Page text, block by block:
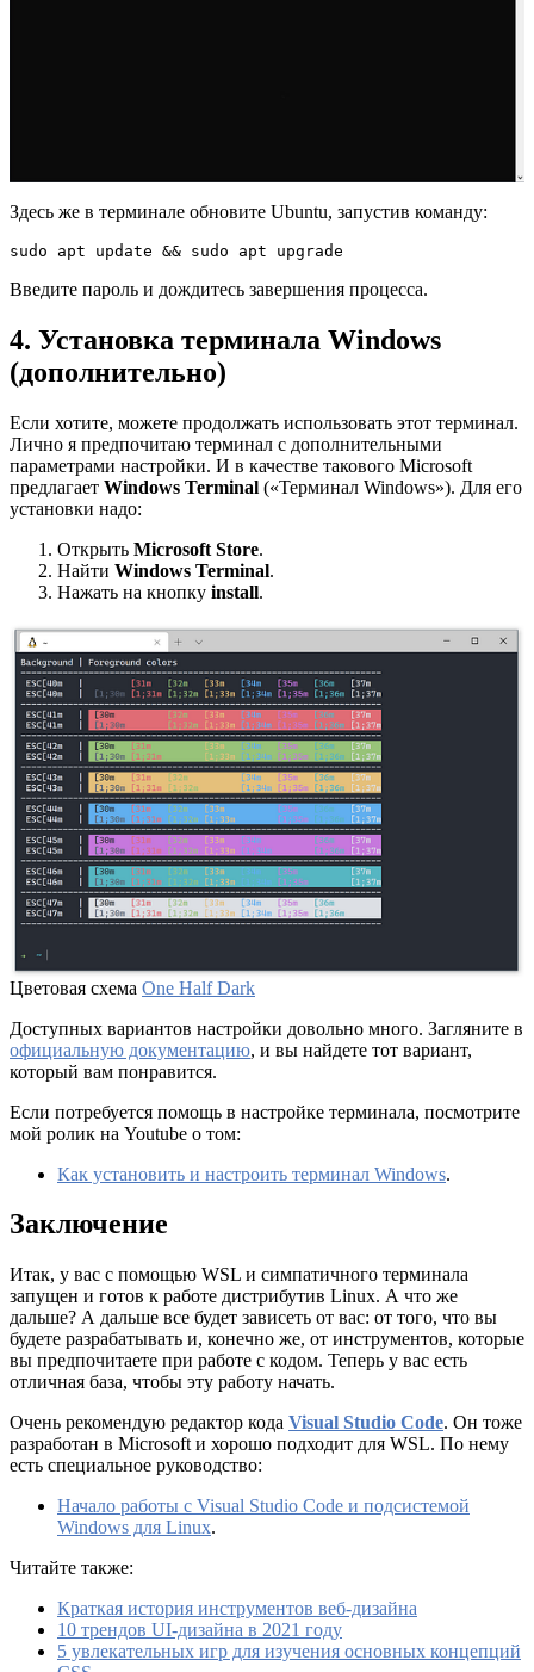
Здесь же в терминале обновите Ubuntu, запустив команду:
sudo apt update && sudo apt upgrade
Введите пароль и дождитесь завершения процесса.
4. Установка терминала Windows
(дополнительно)
Если хотите, можете продолжать использовать этот терминал.
Лично я предпочитаю терминал с дополнительными
параметрами настройки. И в качестве такового Microsoft
предлагает Windows Terminal («Терминал Windows»). Для его
установки надо:
Открыть Microsoft Store.
Найти Windows Terminal.
Нажать на кнопку install.
Цветовая схема One Half Dark
Доступных вариантов настройки довольно много. Загляните в
официальную документацию, и вы найдете тот вариант,
который вам понравится.
Если потребуется помощь в настройке терминала, посмотрите
мой ролик на Youtube о том:
Как установить и настроить терминал Windows.
Заключение
Итак, у вас с помощью WSL и симпатичного терминала
запущен и готов к работе дистрибутив Linux. А что же
дальше? А дальше все будет зависеть от вас: от того, что вы
будете разрабатывать и, конечно же, от инструментов, которые
вы предпочитаете при работе с кодом. Теперь у вас есть
отличная база, чтобы эту работу начать.
Очень рекомендую редактор кода Visual Studio Code. Он тоже
разработан в Microsoft и хорошо подходит для WSL. По нему
есть специальное руководство:
Начало работы с Visual Studio Code и подсистемой
Windows для Linux.
Читайте также:
Краткая история инструментов веб-дизайна
10 трендов UI-дизайна в 2021 году
5 увлекательных игр для изучения основных концепций